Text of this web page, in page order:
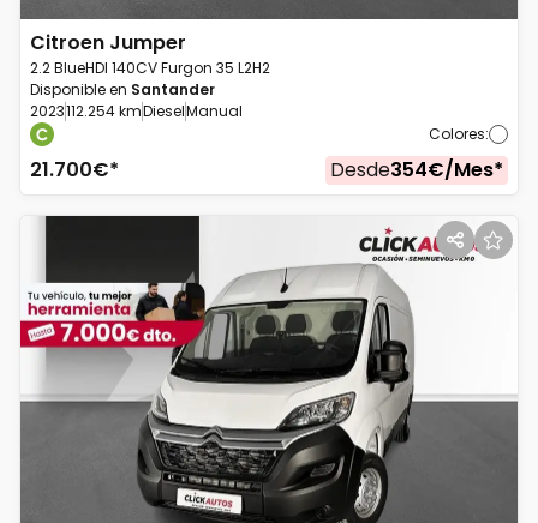
Citroen Jumper
2.2 BlueHDI 140CV Furgon 35 L2H2
Disponible en Santander
2023112.254 kmDieselManual
Colores:
21.700€* Desde354€/Mes*